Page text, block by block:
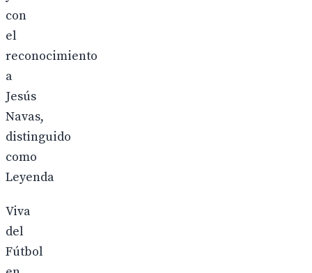
con
el
reconocimiento
a
Jesús
Navas,
distinguido
como
Leyenda
Viva
del
Fútbol